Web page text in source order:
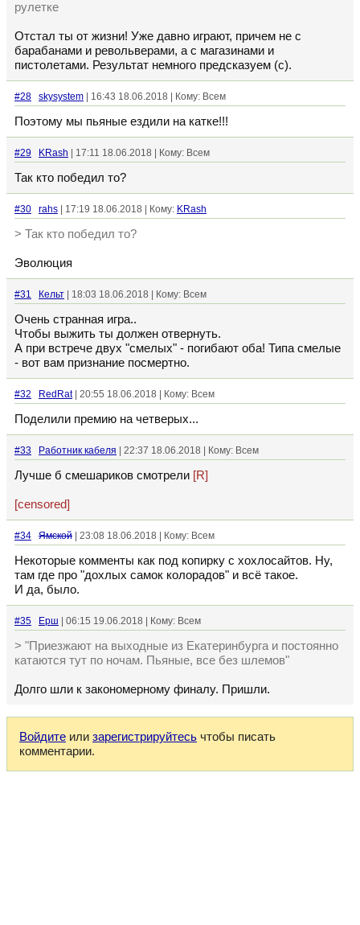
рулетке
Отстал ты от жизни! Уже давно играют, причем не с
барабанами и револьверами, а с магазинами и
пистолетами. Результат немного предсказуем (с).
#28 skysystem | 16:43 18.06.2018 | Кому: Всем
Поэтому мы пьяные ездили на катке!!!
#29 KRash | 17:11 18.06.2018 | Кому: Всем
Так кто победил то?
#30 rahs | 17:19 18.06.2018 | Кому: KRash
> Так кто победил то?
Эволюция
#31 Кельт | 18:03 18.06.2018 | Кому: Всем
Очень странная игра..
Чтобы выжить ты должен отвернуть.
А при встрече двух "смелых" - погибают оба! Типа смелые
- вот вам признание посмертно.
#32 RedRat| 20:55 18.06.2018 | Кому: Всем
Поделили премию на четверых...
#33 Работник кабеля | 22:37 18.06.2018 | Кому: Всем
Лучше б смешариков смотрели [R]
[censored]
#34 Ямской | 23:08 18.06.2018 | Кому: Всем
Некоторые комменты как под копирку с хохлосайтов. Ну,
там где про "дохлых самок колорадов" и всё такое.
И да, было.
#35 Ерш | 06:15 19.06.2018 | Кому: Всем
> "Приезжают на выходные из Екатеринбурга и постоянно
катаются тут по ночам. Пьяные, все без шлемов"
Долго шли к закономерному финалу. Пришли.
Войдите или зарегистрируйтесь чтобы писать
комментарии.